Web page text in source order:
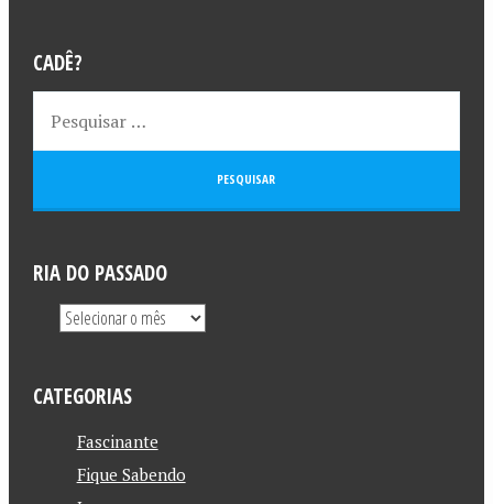
CADÊ?
RIA DO PASSADO
CATEGORIAS
Fascinante
Fique Sabendo